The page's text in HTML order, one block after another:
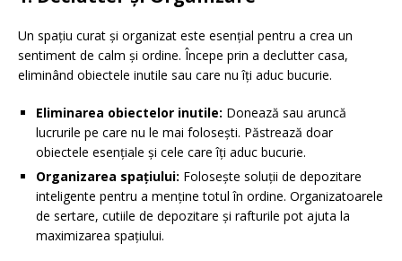
Un spațiu curat și organizat este esențial pentru a crea un
sentiment de calm și ordine. Începe prin a declutter casa,
eliminând obiectele inutile sau care nu îți aduc bucurie.
Eliminarea obiectelor inutile: Donează sau aruncă
lucrurile pe care nu le mai folosești. Păstrează doar
obiectele esențiale și cele care îți aduc bucurie.
Organizarea spațiului: Folosește soluții de depozitare
inteligente pentru a menține totul în ordine. Organizatoarele
de sertare, cutiile de depozitare și rafturile pot ajuta la
maximizarea spațiului.